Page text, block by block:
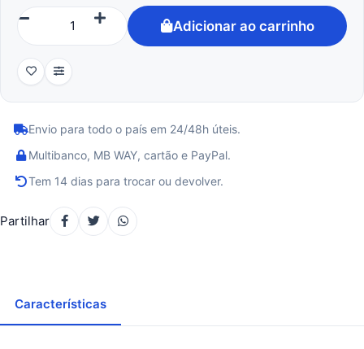
Adicionar ao carrinho
Envio para todo o país em 24/48h úteis.
Multibanco, MB WAY, cartão e PayPal.
Tem 14 dias para trocar ou devolver.
Partilhar
Características